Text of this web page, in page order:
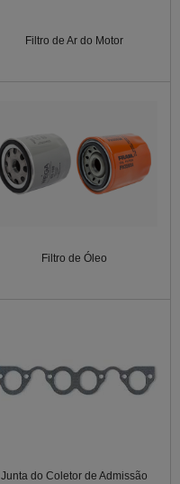
Filtro de Ar do Motor
Filtro de Óleo
Junta do Coletor de Admissão